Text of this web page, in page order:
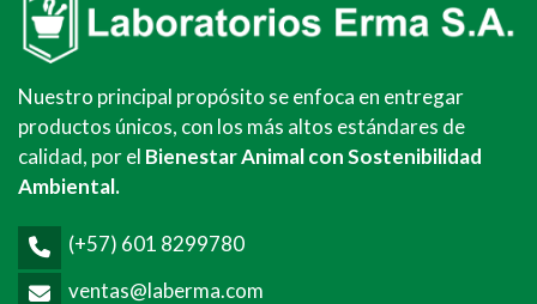
Nuestro principal propósito se enfoca en entregar
productos únicos, con los más altos estándares de
calidad, por el Bienestar Animal con Sostenibilidad
Ambiental.
(+57) 601 8299780
ventas@laberma.com